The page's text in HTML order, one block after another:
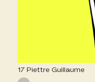
17 Piettre Guillaume